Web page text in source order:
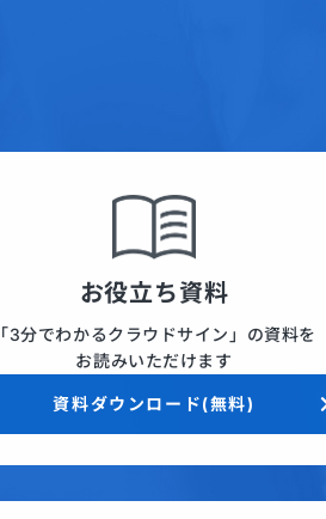
お役立ち資料
「3分でわかるクラウドサイン」の資料を
お読みいただけます
資料ダウンロード(無料)